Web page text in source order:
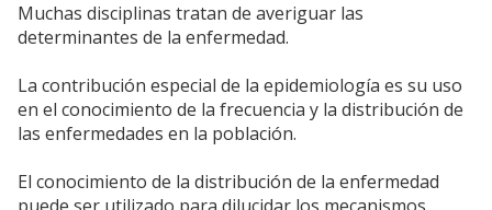
Muchas disciplinas tratan de averiguar las
determinantes de la enfermedad.
La contribución especial de la epidemiología es su uso
en el conocimiento de la frecuencia y la distribución de
las enfermedades en la población.
El conocimiento de la distribución de la enfermedad